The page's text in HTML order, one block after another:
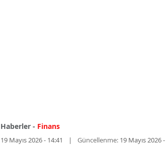
Haberler - Finans
19 Mayıs 2026 - 14:41 Güncellenme: 19 Mayıs 2026